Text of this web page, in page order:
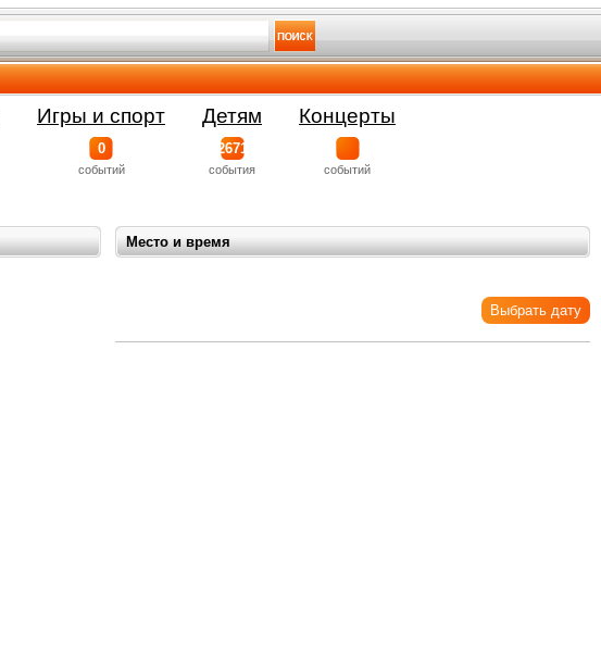
Игры и спорт
0
событий
Детям
2671
события
Концерты
событий
Место и время
Выбрать дату